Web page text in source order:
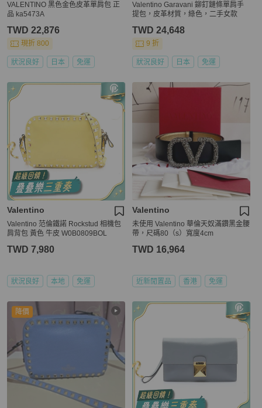
VALENTINO 黑色金色皮革單肩包 正
品 ka5473A
TWD 22,876
現折 800
狀況良好 日本 免運
Valentino Garavani 鉚釘鏈條單肩手
提包，皮革材質，綠色，二手女款
TWD 24,648
9 折
狀況良好 日本 免運
Valentino
Valentino 范倫鐵諾 Rockstud 相機包
肩背包 黃色 牛皮 W0B0809BOL
TWD 7,980
狀況良好 本地 免運
Valentino
未使用 Valentino 華倫天奴滿鑽黑金腰
帶，尺碼80（s）寬度4cm
TWD 16,964
近新閒置品 香港 免運
降價